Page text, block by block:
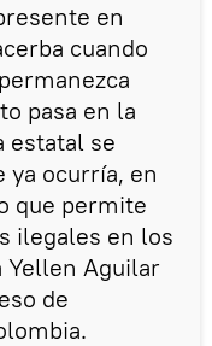
en
cuando
pasa en la
estatal se
ya ocurría, en
que permite
ilegales en los
Yellen Aguilar
de